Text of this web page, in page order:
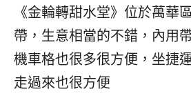
《金輪轉甜水堂》位於萬華
帶，生意相當的不錯，內用
機車格也很多很方便，坐捷
走過來也很方便